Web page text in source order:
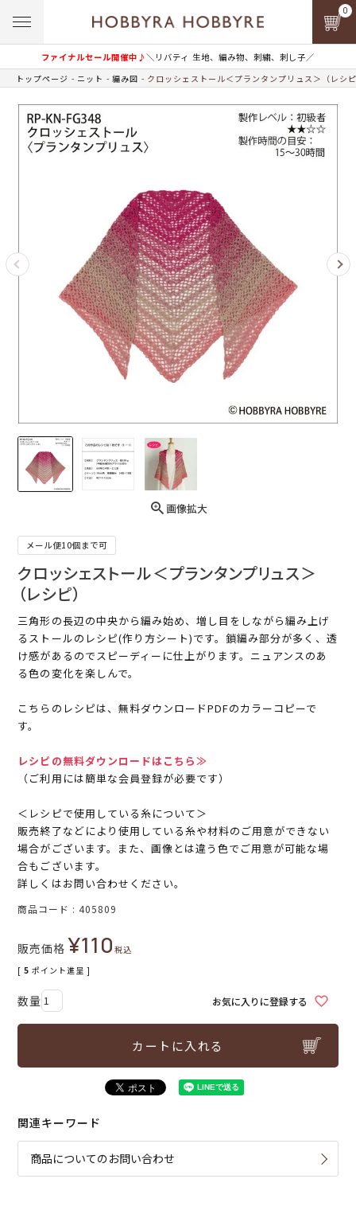
ファイナルセール開催中♪＼リバティ 生地、編み物、刺繍、刺し子／
0
トップページ ニット 編み図 クロッシェストール＜プランタンプリュス＞（レシ
画像拡大
メール便10個まで可
クロッシェストール＜プランタンプリュス＞
（レシピ）
三角形の長辺の中央から編み始め、増し目をしながら編み上げ
るストールのレシピ(作り方シート)です。鎖編み部分が多く、透
け感があるのでスピーディーに仕上がります。ニュアンスのあ
る色の変化を楽しんで。
こちらのレシピは、無料ダウンロードPDFのカラーコピーで
す。
レシピの無料ダウンロードはこちら≫
（ご利用には簡単な会員登録が必要です）
＜レシピで使用している糸について＞
販売終了などにより使用している糸や材料のご用意ができない
場合がございます。また、画像とは違う色でご用意が可能な場
合もございます。
詳しくはお問い合わせください。
商品コード 405809
販売価格 ¥110税込
[ 5 ポイント進呈 ]
お気に入りに登録する
カートに入れる
関連キーワード
商品についてのお問い合わせ